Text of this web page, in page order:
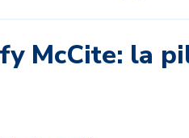
McCite: la